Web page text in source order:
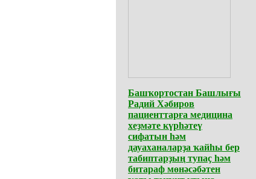
Башҡортостан Башлығы
Радий Хәбиров
пациенттарға медицина
хеҙмәте күрһәтеү
сифатын һәм
дауаханаларҙа ҡайһы бер
табиптарҙың тупаҫ һәм
битараф мөнәсәбәтен